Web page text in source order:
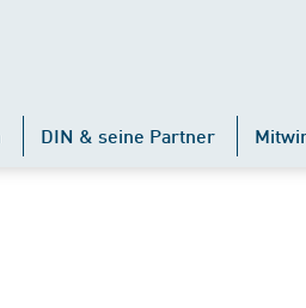
DIN & seine Partner